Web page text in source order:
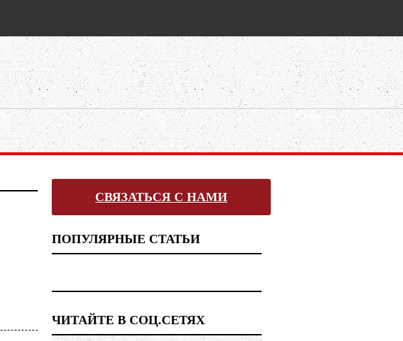
СВЯЗАТЬСЯ С НАМИ
ПОПУЛЯРНЫЕ СТАТЬИ
ЧИТАЙТЕ В СОЦ.СЕТЯХ